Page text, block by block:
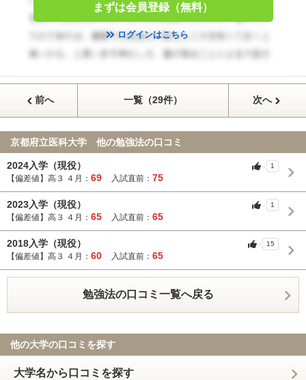
まずは会員登録（無料）
ログインはこちら
前へ 一覧（29件） 次へ
京都府立医科大学 他の勉強法の口コミ
2024入学（現役）
【偏差値】高３ ４月： 69 入試直前： 75
1
2023入学（現役）
【偏差値】高３ ４月： 65 入試直前： 65
1
2018入学（現役）
【偏差値】高３ ４月： 60 入試直前： 65
15
勉強法の口コミ一覧へ戻る
他の大学の口コミを探す
大学名から口コミを探す